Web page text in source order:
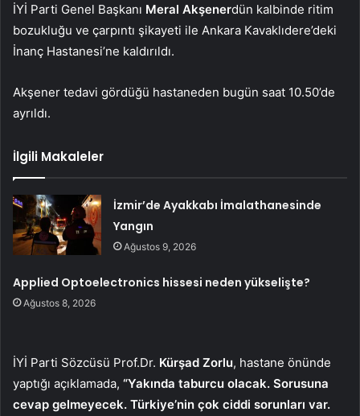
İYİ Parti Genel Başkanı Meral Akşenerdün kalbinde ritim
bozukluğu ve çarpıntı şikayeti ile Ankara Kavaklıdere’deki
İnanç Hastanesi’ne kaldırıldı.
Akşener tedavi gördüğü hastaneden bugün saat 10.50’de
ayrıldı.
İlgili Makaleler
İzmir’de Ayakkabı İmalathanesinde
Yangın
Ağustos 9, 2026
Applied Optoelectronics hissesi neden yükselişte?
Ağustos 8, 2026
İYİ Parti Sözcüsü Prof.Dr. Kürşad Zorlu, hastane önünde
yaptığı açıklamada, “Yakında taburcu olacak. Sorusuna
cevap gelmeyecek. Türkiye’nin çok ciddi sorunları var.